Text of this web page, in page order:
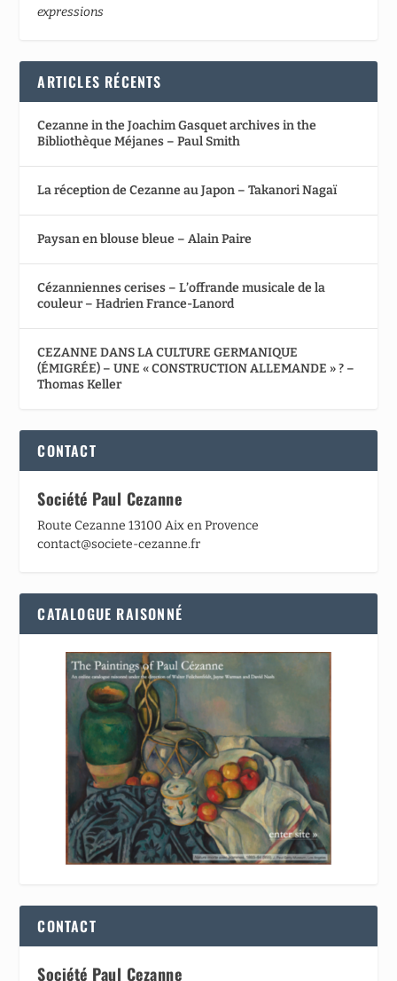
expressions
ARTICLES RÉCENTS
Cezanne in the Joachim Gasquet archives in the
Bibliothèque Méjanes – Paul Smith
La réception de Cezanne au Japon – Takanori Nagaï
Paysan en blouse bleue – Alain Paire
Cézanniennes cerises – L’offrande musicale de la
couleur – Hadrien France-Lanord
CEZANNE DANS LA CULTURE GERMANIQUE
(ÉMIGRÉE) – UNE « CONSTRUCTION ALLEMANDE » ? –
Thomas Keller
CONTACT
Société Paul Cezanne
Route Cezanne 13100 Aix en Provence
contact@societe-cezanne.fr
CATALOGUE RAISONNÉ
CONTACT
Société Paul Cezanne